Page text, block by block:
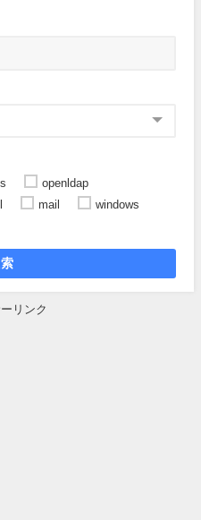
openldap
mail
windows
リンク